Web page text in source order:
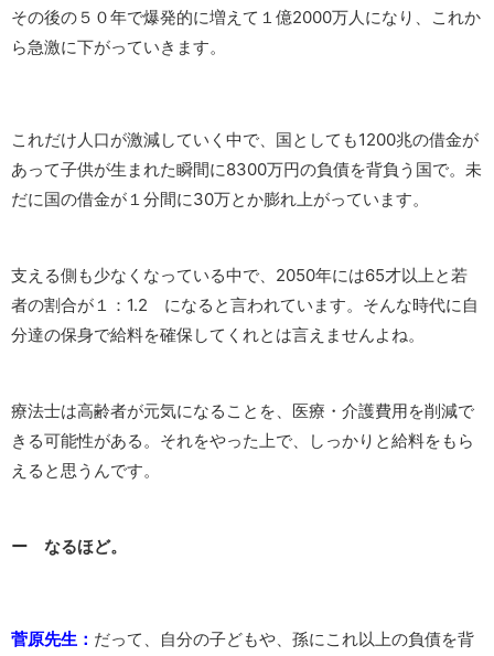
その後の５０年で爆発的に増えて１億2000万人になり、これか
ら急激に下がっていきます。
これだけ人口が激減していく中で、国としても1200兆の借金が
あって子供が生まれた瞬間に8300万円の負債を背負う国で。未
だに国の借金が１分間に30万とか膨れ上がっています。
支える側も少なくなっている中で、2050年には65才以上と若
者の割合が１：1.2 になると言われています。そんな時代に自
分達の保身で給料を確保してくれとは言えませんよね。
療法士は高齢者が元気になることを、医療・介護費用を削減で
きる可能性がある。それをやった上で、しっかりと給料をもら
えると思うんです。
ー なるほど。
菅原先生： だって、自分の子どもや、孫にこれ以上の負債を背